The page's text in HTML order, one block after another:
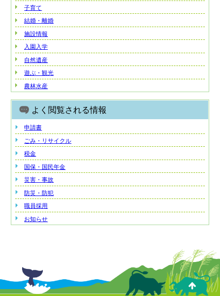
子育て
結婚・離婚
施設情報
入園入学
自然遺産
遊ぶ・観光
農林水産
よく閲覧される情報
申請書
ごみ・リサイクル
税金
国保・国民年金
災害・事故
防災・防犯
職員採用
お知らせ